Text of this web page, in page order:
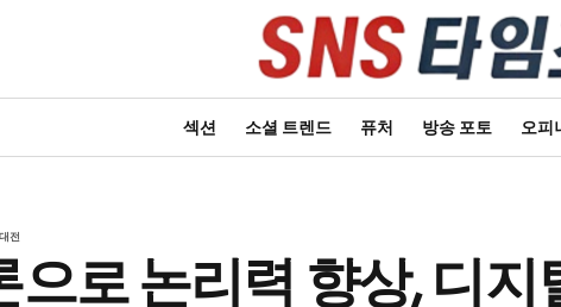
섹션 소셜 트렌드 퓨처 방송 포토 오피
대전
으로 논리력 향상, 디지